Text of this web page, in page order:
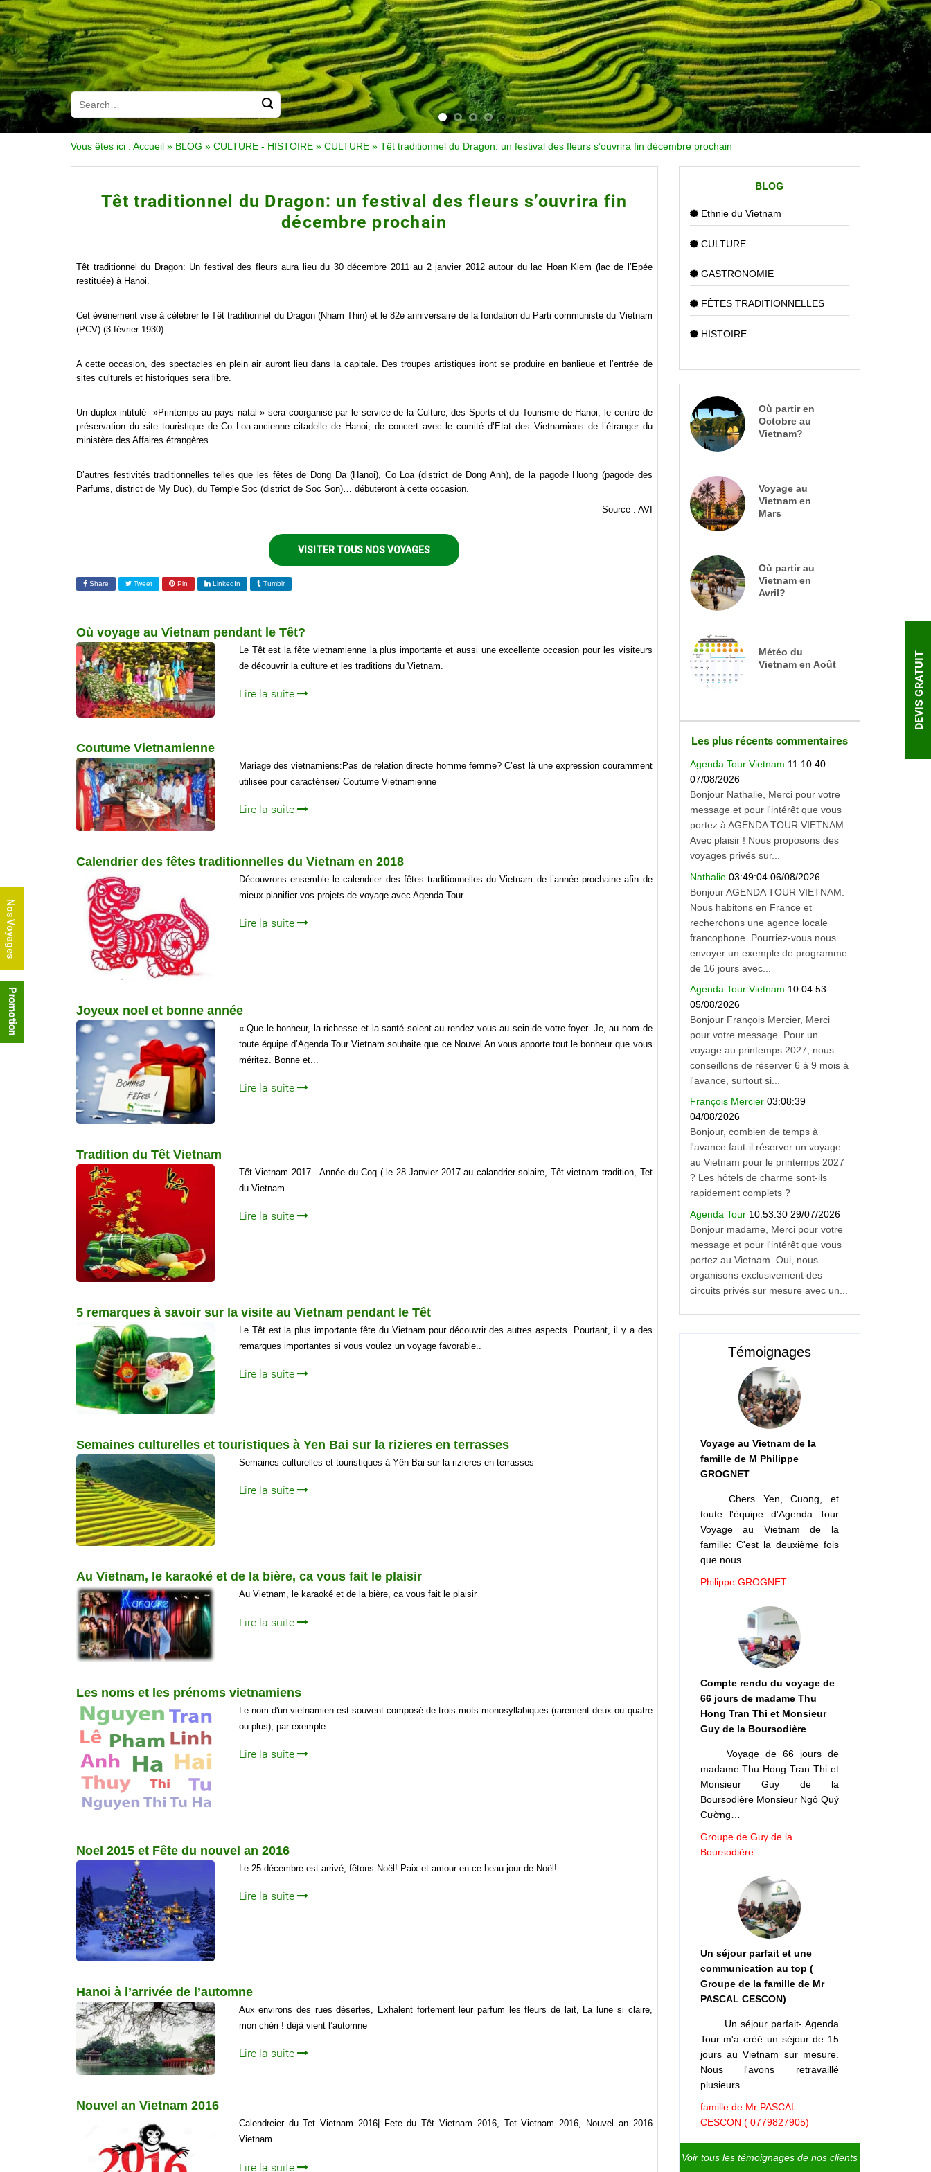
Vous êtes ici : Accueil » BLOG » CULTURE - HISTOIRE » CULTURE » Têt traditionnel du Dragon: un festival des fleurs s’ouvrira fin décembre prochain
Têt traditionnel du Dragon: un festival des fleurs s’ouvrira fin
décembre prochain
Têt traditionnel du Dragon: Un festival des fleurs aura lieu du 30 décembre 2011 au 2 janvier 2012 autour du lac Hoan Kiem (lac de l’Epée
restituée) à Hanoi.
Cet événement vise à célébrer le Têt traditionnel du Dragon (Nham Thin) et le 82e anniversaire de la fondation du Parti communiste du Vietnam
(PCV) (3 février 1930).
A cette occasion, des spectacles en plein air auront lieu dans la capitale. Des troupes artistiques iront se produire en banlieue et l’entrée de
sites culturels et historiques sera libre.
Un duplex intitulé »Printemps au pays natal » sera coorganisé par le service de la Culture, des Sports et du Tourisme de Hanoi, le centre de
préservation du site touristique de Co Loa-ancienne citadelle de Hanoi, de concert avec le comité d’Etat des Vietnamiens de l’étranger du
ministère des Affaires étrangères.
D’autres festivités traditionnelles telles que les fêtes de Dong Da (Hanoi), Co Loa (district de Dong Anh), de la pagode Huong (pagode des
Parfums, district de My Duc), du Temple Soc (district de Soc Son)… débuteront à cette occasion.
Source : AVI
VISITER TOUS NOS VOYAGES
Share Tweet Pin LinkedIn Tumblr
Où voyage au Vietnam pendant le Têt?
Le Têt est la fête vietnamienne la plus importante et aussi une excellente occasion pour les visiteurs
de découvrir la culture et les traditions du Vietnam.
Lire la suite
Coutume Vietnamienne
Mariage des vietnamiens:Pas de relation directe homme femme? C’est là une expression couramment
utilisée pour caractériser/ Coutume Vietnamienne
Lire la suite
Calendrier des fêtes traditionnelles du Vietnam en 2018
Découvrons ensemble le calendrier des fêtes traditionnelles du Vietnam de l’année prochaine afin de
mieux planifier vos projets de voyage avec Agenda Tour
Lire la suite
Joyeux noel et bonne année
« Que le bonheur, la richesse et la santé soient au rendez-vous au sein de votre foyer. Je, au nom de
toute équipe d’Agenda Tour Vietnam souhaite que ce Nouvel An vous apporte tout le bonheur que vous
méritez. Bonne et...
Lire la suite
Tradition du Têt Vietnam
Tết Vietnam 2017 - Année du Coq ( le 28 Janvier 2017 au calandrier solaire, Têt vietnam tradition, Tet
du Vietnam
Lire la suite
5 remarques à savoir sur la visite au Vietnam pendant le Têt
Le Têt est la plus importante fête du Vietnam pour découvrir des autres aspects. Pourtant, il y a des
remarques importantes si vous voulez un voyage favorable..
Lire la suite
Semaines culturelles et touristiques à Yen Bai sur la rizieres en terrasses
Semaines culturelles et touristiques à Yên Bai sur la rizieres en terrasses
Lire la suite
Au Vietnam, le karaoké et de la bière, ca vous fait le plaisir
Au Vietnam, le karaoké et de la bière, ca vous fait le plaisir
Lire la suite
Les noms et les prénoms vietnamiens
Le nom d'un vietnamien est souvent composé de trois mots monosyllabiques (rarement deux ou quatre
ou plus), par exemple:
Lire la suite
Noel 2015 et Fête du nouvel an 2016
Le 25 décembre est arrivé, fêtons Noël! Paix et amour en ce beau jour de Noël!
Lire la suite
Hanoi à l’arrivée de l’automne
Aux environs des rues désertes, Exhalent fortement leur parfum les fleurs de lait, La lune si claire,
mon chéri ! déjà vient l’automne
Lire la suite
Nouvel an Vietnam 2016
Calendreier du Tet Vietnam 2016| Fete du Têt Vietnam 2016, Tet Vietnam 2016, Nouvel an 2016
Vietnam
Lire la suite
BLOG
Ethnie du Vietnam
CULTURE
GASTRONOMIE
FÊTES TRADITIONNELLES
HISTOIRE
Où partir en
Octobre au
Vietnam?
Voyage au
Vietnam en
Mars
Où partir au
Vietnam en
Avril?
Météo du
Vietnam en Août
Les plus récents commentaires
Agenda Tour Vietnam 11:10:40
07/08/2026
Bonjour Nathalie, Merci pour votre
message et pour l'intérêt que vous
portez à AGENDA TOUR VIETNAM.
Avec plaisir ! Nous proposons des
voyages privés sur...
Nathalie 03:49:04 06/08/2026
Bonjour AGENDA TOUR VIETNAM.
Nous habitons en France et
recherchons une agence locale
francophone. Pourriez-vous nous
envoyer un exemple de programme
de 16 jours avec...
Agenda Tour Vietnam 10:04:53
05/08/2026
Bonjour François Mercier, Merci
pour votre message. Pour un
voyage au printemps 2027, nous
conseillons de réserver 6 à 9 mois à
l'avance, surtout si...
François Mercier 03:08:39
04/08/2026
Bonjour, combien de temps à
l'avance faut-il réserver un voyage
au Vietnam pour le printemps 2027
? Les hôtels de charme sont-ils
rapidement complets ?
Agenda Tour 10:53:30 29/07/2026
Bonjour madame, Merci pour votre
message et pour l'intérêt que vous
portez au Vietnam. Oui, nous
organisons exclusivement des
circuits privés sur mesure avec un...
Témoignages
Voyage au Vietnam de la
famille de M Philippe
GROGNET
Chers Yen, Cuong, et
toute l'équipe d'Agenda Tour
Voyage au Vietnam de la
famille: C'est la deuxième fois
que nous…
Philippe GROGNET
Compte rendu du voyage de
66 jours de madame Thu
Hong Tran Thi et Monsieur
Guy de la Boursodière
Voyage de 66 jours de
madame Thu Hong Tran Thi et
Monsieur Guy de la
Boursodière Monsieur Ngô Quý
Cường…
Groupe de Guy de la
Boursodière
Un séjour parfait et une
communication au top (
Groupe de la famille de Mr
PASCAL CESCON)
Un séjour parfait- Agenda
Tour m'a créé un séjour de 15
jours au Vietnam sur mesure.
Nous l'avons retravaillé
plusieurs…
famille de Mr PASCAL
CESCON ( 0779827905)
Voir tous les témoignages de nos clients
DEVIS GRATUIT
Nos Voyages